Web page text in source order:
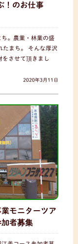
！のお仕事
。農業・林業の盛
たまち。 そんな厚沢
させて頂きまし
2020年3月11日
モニターツア
者募集